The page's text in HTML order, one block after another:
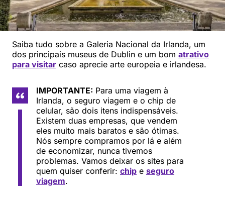
Saiba tudo sobre a Galeria Nacional da Irlanda, um
dos principais museus de Dublin e um bom atrativo
para visitar caso aprecie arte europeia e irlandesa.
IMPORTANTE: Para uma viagem à
Irlanda, o seguro viagem e o chip de
celular, são dois itens indispensáveis.
Existem duas empresas, que vendem
eles muito mais baratos e são ótimas.
Nós sempre compramos por lá e além
de economizar, nunca tivemos
problemas. Vamos deixar os sites para
quem quiser conferir: chip e seguro
viagem.